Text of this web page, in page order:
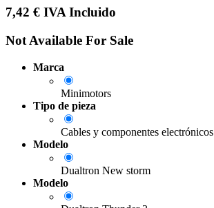
7,42 € IVA Incluido
Not Available For Sale
Marca
Minimotors
Tipo de pieza
Cables y componentes electrónicos
Modelo
Dualtron New storm
Modelo